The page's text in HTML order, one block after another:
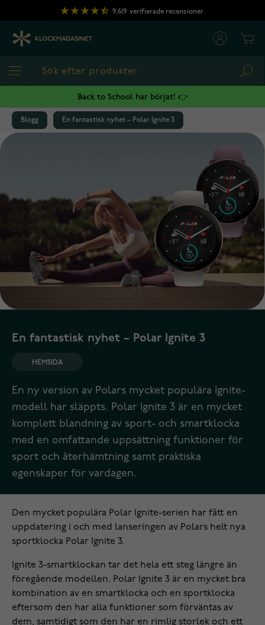
Hoppa till innehållet
9,619 verifierade recensioner
Back to School har börjat! 👉
Blogg En fantastisk nyhet – Polar Ignite 3
HEMSIDA
En fantastisk nyhet – Polar Ignite 3
En ny version av Polars mycket populära Ignite-
modell har släppts. Polar Ignite 3 är en mycket
komplett blandning av sport- och smartklocka
med en omfattande uppsättning funktioner för
sport och återhämtning samt praktiska
egenskaper för vardagen.
Den mycket populära Polar Ignite-serien har fått en
uppdatering i och med lanseringen av Polars helt nya
sportklocka Polar Ignite 3.
Ignite 3-smartklockan tar det hela ett steg längre än
föregående modellen. Polar Ignite 3 är en mycket bra
kombination av en smartklocka och en sportklocka
eftersom den har alla funktioner som förväntas av
dem, samtidigt som den har en rimlig storlek och ett